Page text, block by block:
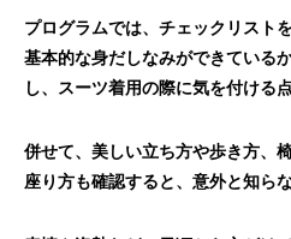
プログラムでは、チェックリストを
基本的な身だしなみができている
し、スーツ着用の際に気を付ける
併せて、美しい立ち方や歩き方、
座り方も確認すると、意外と知ら